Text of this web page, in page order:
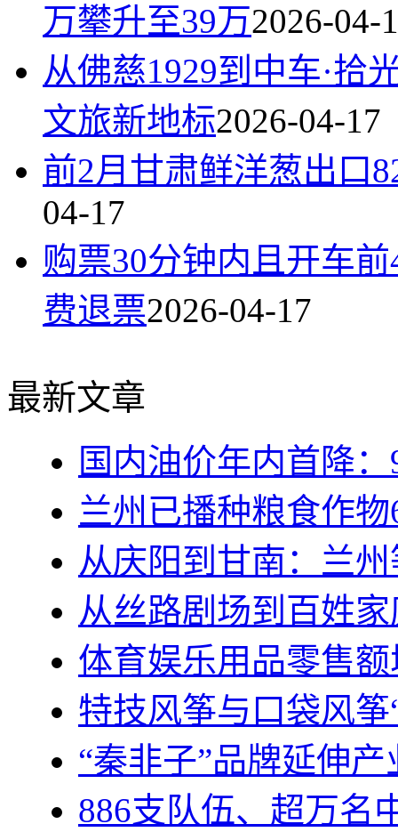
万攀升至39万2026-04-
从佛慈1929到中车·拾
文旅新地标2026-04-17
前2月甘肃鲜洋葱出口
04-17
购票30分钟内且开车
费退票2026-04-17
最新文章
国内油价年内首降
兰州已播种粮食作
从庆阳到甘南：兰
从丝路剧场到百姓
体育娱乐用品零售
特技风筝与口袋风筝
“秦非子”品牌延伸
886支队伍、超万名